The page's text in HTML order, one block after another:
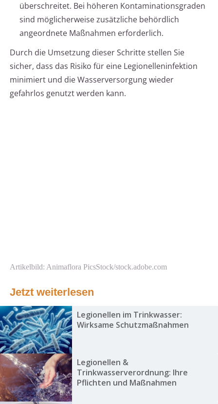
überschreitet. Bei höheren Kontaminationsgraden
sind möglicherweise zusätzliche behördlich
angeordnete Maßnahmen erforderlich.
Durch die Umsetzung dieser Schritte stellen Sie
sicher, dass das Risiko für eine Legionelleninfektion
minimiert und die Wasserversorgung wieder
gefahrlos genutzt werden kann.
Artikelbild: Animaflora PicsStock/stock.adobe.com
Jetzt weiterlesen
Legionellen im Trinkwasser:
Wirksame Schutzmaßnahmen
Legionellen &
Trinkwasserverordnung: Ihre
Pflichten und Maßnahmen